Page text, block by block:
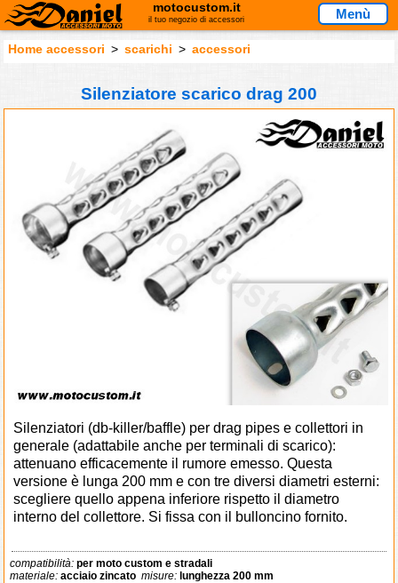
motocustom.it
il tuo negozio di accessori Menù
Home accessori > scarichi > accessori
Silenziatore scarico drag 200
Silenziatori (db-killer/baffle) per drag pipes e collettori in
generale (adattabile anche per terminali di scarico):
attenuano efficacemente il rumore emesso. Questa
versione è lunga 200 mm e con tre diversi diametri esterni:
scegliere quello appena inferiore rispetto il diametro
interno del collettore. Si fissa con il bulloncino fornito.
compatibilità:per moto custom e stradali
materiale:acciaio zincato misure:lunghezza 200 mm